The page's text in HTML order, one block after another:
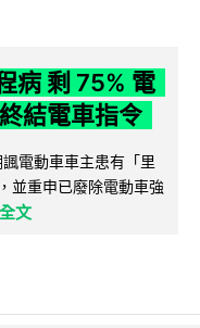
病 剩 75% 電
結電車指令
電動車車主患有「里
並重申已廢除電動車強
文